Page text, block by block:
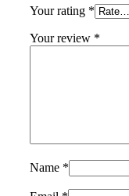
Your rating *
Your review *
Name *